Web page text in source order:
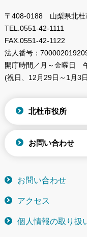
〒408-0188 山梨県北杜
TEL. 0551-42-1111
FAX. 0551-42-1122
法人番号：
開庁時間／月～金曜日
(祝日、12月29日～1月3
北杜市役所
お問い合わせ
お問い合わせ
アクセス
個人情報の取り扱